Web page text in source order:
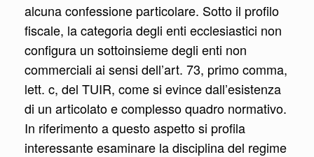
alcuna confessione particolare. Sotto il profilo
fiscale, la categoria degli enti ecclesiastici non
configura un sottoinsieme degli enti non
commerciali ai sensi dell’art. 73, primo comma,
lett. c, del TUIR, come si evince dall’esistenza
di un articolato e complesso quadro normativo.
In riferimento a questo aspetto si profila
interessante esaminare la disciplina del regime